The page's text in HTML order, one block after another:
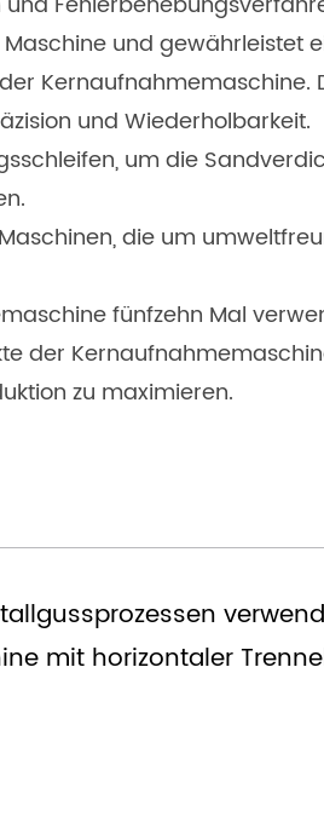
und gewährleistet
und Wiederholbarkeit.
um die
die um
fünfzehn Mal
der
zu maximieren.
mit horizontaler